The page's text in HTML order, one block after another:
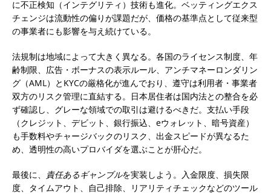
に不正検知（インテグリティ）技術も進化。ベッティングエクス
チェンジは流動性の偏りが課題だが、価格の基準点として従来型
の事業者にも影響を与え続けている。
法規制は地域によって大きく異なる。各国のライセンス制度、年
齢制限、広告・ボーナスの表示ルール、アンチマネーロンダリン
グ（AML）とKYCの厳格化が進んでおり、遵守は利用者・事業者
双方のリスク管理に直結する。日本居住者は国内法との整合を必
ず確認し、グレーな領域での取引は避けるべきだ。支払い手段
（クレジット、デビット、銀行振込、eウォレット、暗号資産）
も手数料やチャージバックのリスク、出金スピードが異なるた
め、透明性の高いプロバイダを選ぶことが肝心だ。
最後に、 責任あるギャンブルを実装しよう。入金限度、損失限
度、タイムアウト、自己排除、リアリティチェックなどのツール